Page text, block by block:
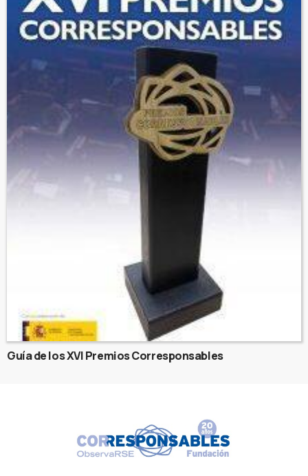
Guía de los XVI Premios Corresponsables